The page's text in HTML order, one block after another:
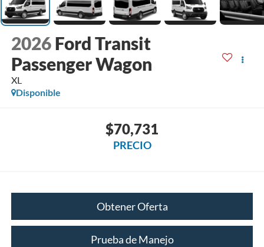
2026 Ford Transit
Passenger Wagon
XL
Disponible
$70,731
PRECIO
Obtener Oferta
Prueba de Manejo